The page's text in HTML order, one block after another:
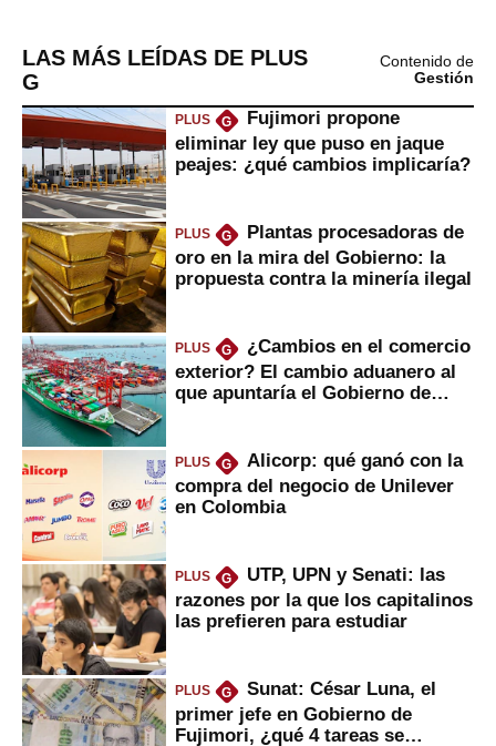
LAS MÁS LEÍDAS DE PLUS
G
Contenido de
Gestión
PLUS G
Fujimori propone
eliminar ley que puso en jaque
peajes: ¿qué cambios implicaría?
PLUS G
Plantas procesadoras de
oro en la mira del Gobierno: la
propuesta contra la minería ilegal
PLUS G
¿Cambios en el comercio
exterior? El cambio aduanero al
que apuntaría el Gobierno de
PLUS G
Alicorp: qué ganó con la
compra del negocio de Unilever
en Colombia
PLUS G
UTP, UPN y Senati: las
razones por la que los capitalinos
las prefieren para estudiar
PLUS G
Sunat: César Luna, el
primer jefe en Gobierno de
Fujimori, ¿qué 4 tareas se